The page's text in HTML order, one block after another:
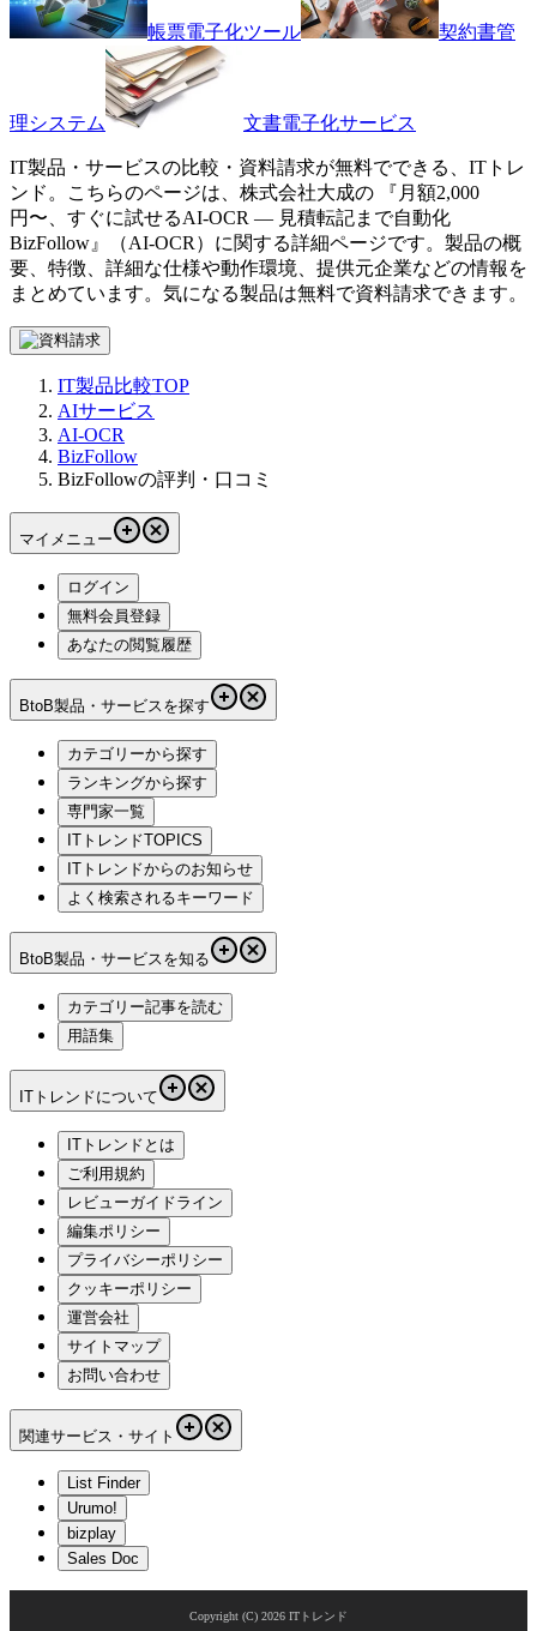
帳票電子化ツール 契約書管
理システム 文書電子化サービス
IT製品・サービスの比較・資料請求が無料でできる、ITトレ
ンド。こちらのページは、 株式会社大成の 『 月額2,000
円〜、すぐに試せるAI-OCR ― 見積転記まで自動化
BizFollow 』（AI-OCR ）に関する詳細ページです。製品の概
要、特徴、詳細な仕様や動作環境、提供元企業などの情報を
まとめています。気になる製品は無料で資料請求できます。
IT製品比較TOP
AIサービス
AI-OCR
BizFollow
BizFollowの評判・口コミ
マイメニュー
ログイン
無料会員登録
あなたの閲覧履歴
BtoB製品・サービスを探す
カテゴリーから探す
ランキングから探す
専門家一覧
ITトレンドTOPICS
ITトレンドからのお知らせ
よく検索されるキーワード
BtoB製品・サービスを知る
カテゴリー記事を読む
用語集
ITトレンドについて
ITトレンドとは
ご利用規約
レビューガイドライン
編集ポリシー
プライバシーポリシー
クッキーポリシー
運営会社
サイトマップ
お問い合わせ
関連サービス・サイト
List Finder
Urumo!
bizplay
Sales Doc
Copyright (C) 2026 ITトレンド